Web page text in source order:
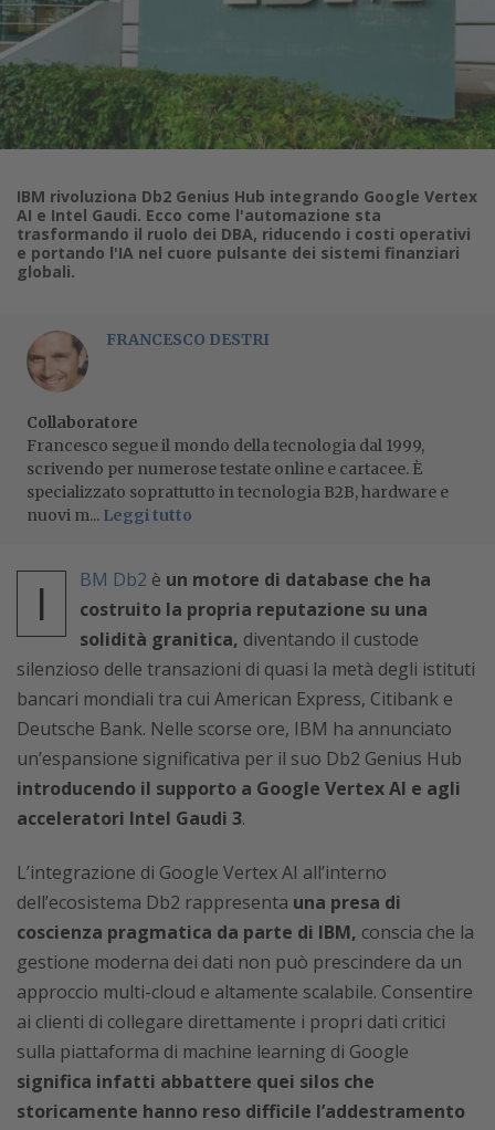
IBM rivoluziona Db2 Genius Hub integrando Google Vertex
AI e Intel Gaudi. Ecco come l'automazione sta
trasformando il ruolo dei DBA, riducendo i costi operativi
e portando l'IA nel cuore pulsante dei sistemi finanziari
globali.
FRANCESCO DESTRI
Collaboratore
Francesco segue il mondo della tecnologia dal 1999,
scrivendo per numerose testate online e cartacee. È
specializzato soprattutto in tecnologia B2B, hardware e
nuovi m... Leggi tutto
I BM Db2 è un motore di database che ha
costruito la propria reputazione su una
solidità granitica, diventando il custode
silenzioso delle transazioni di quasi la metà degli istituti
bancari mondiali tra cui American Express, Citibank e
Deutsche Bank. Nelle scorse ore, IBM ha annunciato
un’espansione significativa per il suo Db2 Genius Hub
introducendo il supporto a Google Vertex AI e agli
acceleratori Intel Gaudi 3.
L’integrazione di Google Vertex AI all’interno
dell’ecosistema Db2 rappresenta una presa di
coscienza pragmatica da parte di IBM, conscia che la
gestione moderna dei dati non può prescindere da un
approccio multi-cloud e altamente scalabile. Consentire
ai clienti di collegare direttamente i propri dati critici
sulla piattaforma di machine learning di Google
significa infatti abbattere quei silos che
storicamente hanno reso difficile l’addestramento